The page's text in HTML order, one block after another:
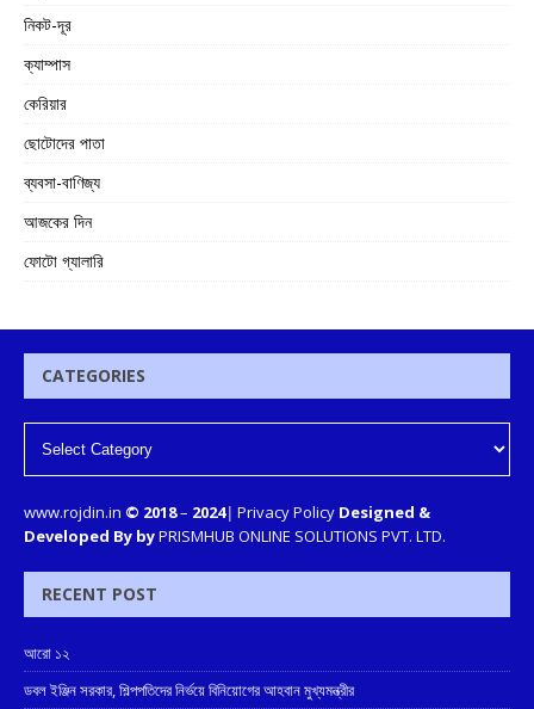
নিকট-দূর
ক্যাম্পাস
কেরিয়ার
ছোটোদের পাতা
ব্যবসা-বাণিজ্য
আজকের দিন
ফোটো গ্যালারি
CATEGORIES
www.rojdin.in © 2018– 2024| Privacy Policy Designed &
Developed By byPRISMHUB ONLINE SOLUTIONS PVT. LTD.
RECENT POST
আরো ১২
ডবল ইঞ্জিন সরকার, শিল্পপতিদের নির্ভয়ে বিনিয়োগের আহবান মুখ্যমন্ত্রীর